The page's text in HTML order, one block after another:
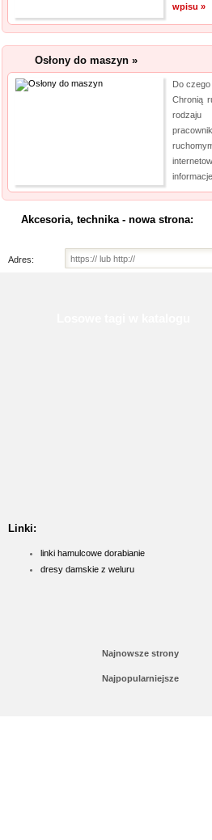
wpisu »
Osłony do maszyn »
Do
Chronią
rodzaju
Akcesoria, technika - nowa strona:
Adres:
Linki:
linki hamulcowe dorabianie
dresy damskie z weluru
Najnowsze strony
Najpopularniejsze